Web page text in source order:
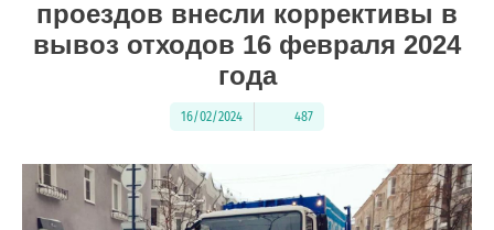
по
контролю
качества
28-
28-14
проездов внесли коррективы в
вывоз отходов 16 февраля 2024
года
16/02/2024 487